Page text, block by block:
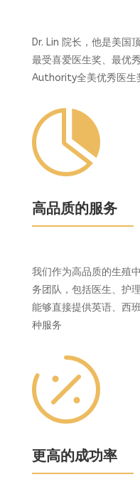
Dr. Lin 院长，他是美国
最受喜爱医生奖、最优
Authority全美优秀医生

高品质的服务
我们作为高品质的生殖
务团队，包括医生、护
能够直接提供英语、西
种服务

更高的成功率